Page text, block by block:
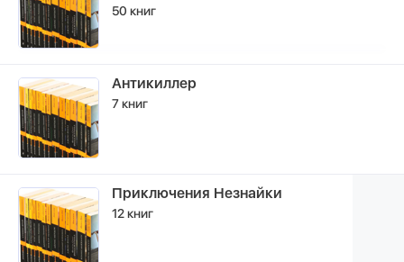
50 книг
Антикиллер
7 книг
Приключения Незнайки
12 книг